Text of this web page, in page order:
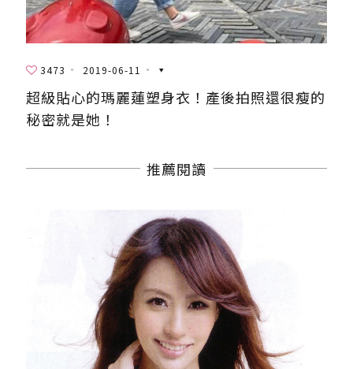
3473 2019-06-11
超級貼心的瑪麗蓮塑身衣！產後拍照還很瘦的
秘密就是她！
推薦閱讀